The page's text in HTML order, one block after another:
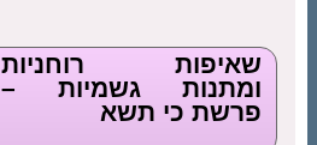
שאיפות רוחניות
ומתנות גשמיות –
פרשת כי תשא